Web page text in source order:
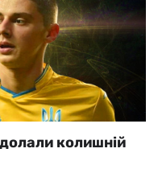
колишній